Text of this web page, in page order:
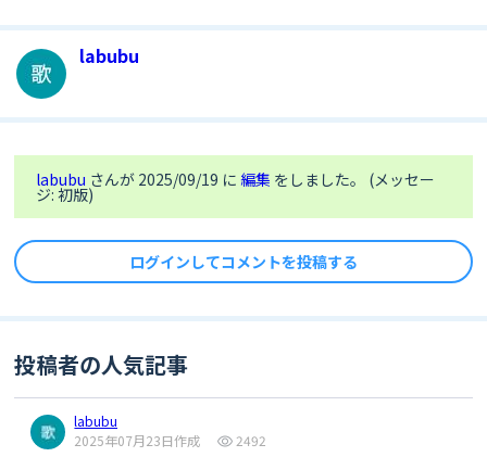
labubu
labubu さんが 2025/09/19 に編集 をしました。 (メッセー
ジ: 初版)
ログインしてコメントを投稿する
投稿者の人気記事
labubu
2025年07月23日作成
2492